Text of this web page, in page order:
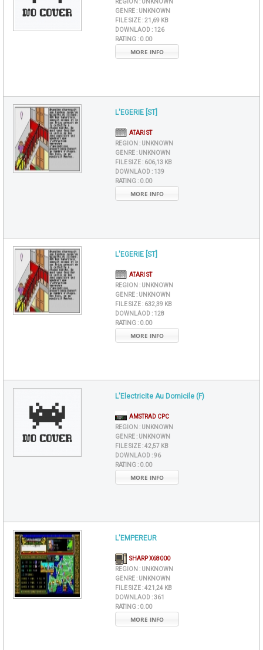
REGION : UNKNOWN
GENRE : UNKNOWN
FILE SIZE :21,69 KB
DOWNLAOD : 126
RATING : 0.00
MORE INFO
L'EGERIE [ST]
ATARI ST
REGION : UNKNOWN
GENRE : UNKNOWN
FILE SIZE : 606,13 KB
DOWNLAOD : 139
RATING : 0.00
MORE INFO
L'EGERIE [ST]
ATARI ST
REGION : UNKNOWN
GENRE : UNKNOWN
FILE SIZE : 632,39 KB
DOWNLAOD : 128
RATING : 0.00
MORE INFO
L'Electricite Au Domicile (F)
AMSTRAD CPC
REGION : UNKNOWN
GENRE : UNKNOWN
FILE SIZE :42,57 KB
DOWNLAOD :96
RATING : 0.00
MORE INFO
L'EMPEREUR
SHARP X68000
REGION : UNKNOWN
GENRE : UNKNOWN
FILE SIZE :421,24 KB
DOWNLAOD :361
RATING : 0.00
MORE INFO